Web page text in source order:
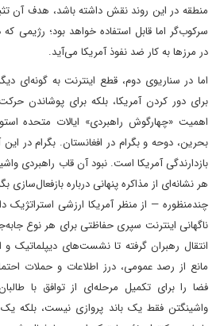
منطقه در این روند نقش داشته باشد، هدف آن
سرکوب‌گر اما قابل استفاده خواهد بود؛ رژیمی
در مرزها به کار ضد نفوذ آمریکا می‌آید.
اما در سناریوی دوم، قطع اینترنت به گونه‌ای
برای دور کردن آمریکا، بلکه برای پوشاندن
اهمیت «چهارگوش راهبردی» ایالات متحده
بحرین، دوحه و بگرام در افغانستان. بگرام در
بازدارندگی آمریکا است. نبود آن قاب راهبردی
چندمنظوره — از منظر آمریکا ارزشی
ناگهانی اینترنت سپری حفاظتی برای هر نوع
انتقال رهبران گرفته تا نشست‌های دیپلماتیک و
مانع از رصد عمومی، درز اطلاعات و حملات
فضا را برای تکمیل مرحله‌ای از توافق با
واشینگتن فقط یک باند پروازی نیست، بلکه